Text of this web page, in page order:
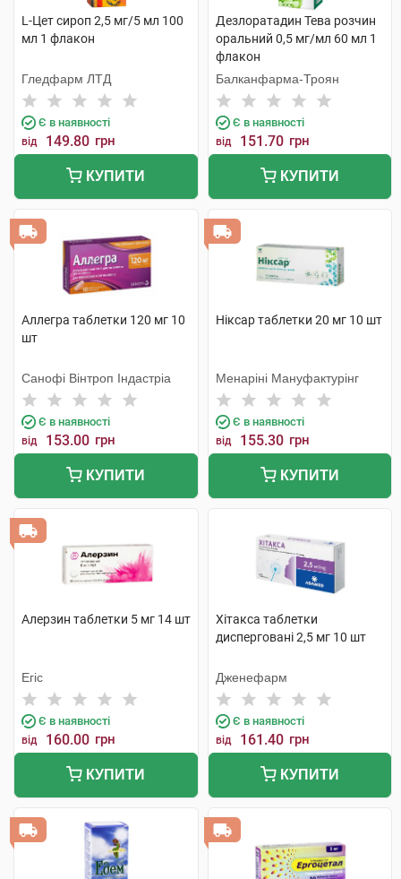
L-Цет сироп 2,5 мг/5 мл 100
мл 1 флакон
Гледфарм ЛТД
Є в наявності
від 149.80 грн
КУПИТИ
Дезлоратадин Тева розчин
оральний 0,5 мг/мл 60 мл 1
флакон
Балканфарма-Троян
Є в наявності
від 151.70 грн
КУПИТИ
Аллегра таблетки 120 мг 10
шт
Санофі Вінтроп Індастріа
Є в наявності
від 153.00 грн
КУПИТИ
Ніксар таблетки 20 мг 10 шт
Менаріні Мануфактурінг
Є в наявності
від 155.30 грн
КУПИТИ
Алерзин таблетки 5 мг 14 шт
Егіс
Є в наявності
від 160.00 грн
КУПИТИ
Хітакса таблетки
дисперговані 2,5 мг 10 шт
Дженефарм
Є в наявності
від 161.40 грн
КУПИТИ